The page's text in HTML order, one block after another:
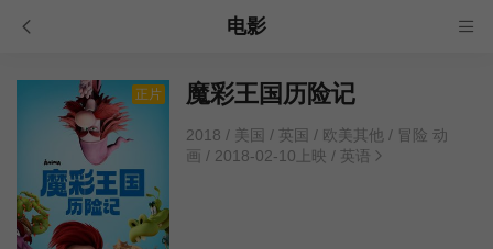
电影
正片 魔彩王国历险记
2018 / 美国 / 英国 / 欧美其他 / 冒险 动
画 / 2018-02-10上映 / 英语